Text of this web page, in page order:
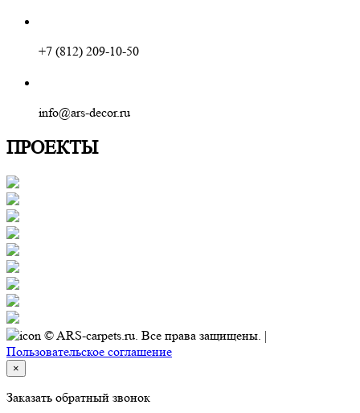
+7 (812) 209-10-50
info@ars-decor.ru
ПРОЕКТЫ
© ARS-carpets.ru. Все права защищены. |
Пользовательское соглашение
×
Заказать обратный звонок